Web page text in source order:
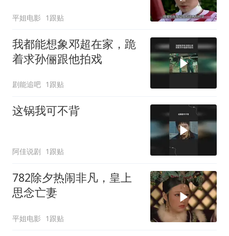
平姐电影 1跟贴
我都能想象邓超在家，跪
着求孙俪跟他拍戏
剧能追吧 1跟贴
这锅我可不背
阿佳说剧 1跟贴
782除夕热闹非凡，皇上
思念亡妻
平姐电影 1跟贴